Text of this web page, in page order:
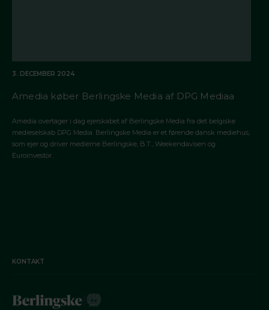
3. DECEMBER 2024
Amedia køber Berlingske Media af DPG Mediaa
Amedia overtager i dag ejerskabet af Berlingske Media fra det belgiske
medieselskab DPG Media. Berlingske Media er et førende dansk mediehus,
som ejer og driver medierne Berlingske, B.T., Weekendavisen og
Euroinvestor.
KONTAKT